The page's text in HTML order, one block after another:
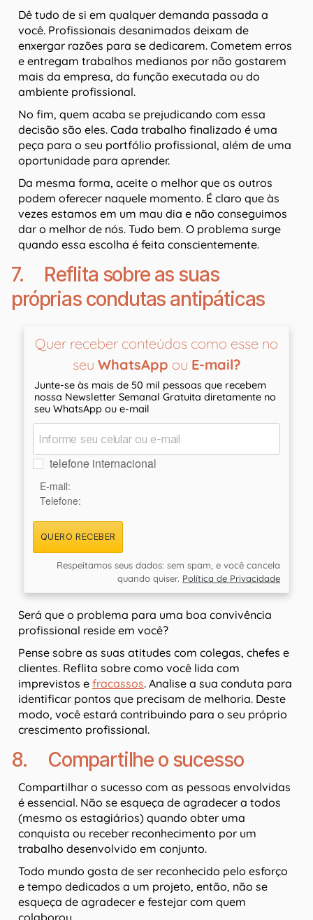
Dê tudo de si em qualquer demanda passada a
você. Profissionais desanimados deixam de
enxergar razões para se dedicarem. Cometem erros
e entregam trabalhos medianos por não gostarem
mais da empresa, da função executada ou do
ambiente profissional.
No fim, quem acaba se prejudicando com essa
decisão são eles. Cada trabalho finalizado é uma
peça para o seu portfólio profissional, além de uma
oportunidade para aprender.
Da mesma forma, aceite o melhor que os outros
podem oferecer naquele momento. É claro que às
vezes estamos em um mau dia e não conseguimos
dar o melhor de nós. Tudo bem. O problema surge
quando essa escolha é feita conscientemente.
7. Reflita sobre as suas
próprias condutas antipáticas
Quer receber conteúdos como esse no
seu WhatsApp ou E-mail?
Junte-se às mais de 50 mil pessoas que recebem
nossa Newsletter Semanal Gratuita diretamente no
seu WhatsApp ou e-mail
telefone internacional
E-mail:
Telefone:
QUERO RECEBER
Respeitamos seus dados: sem spam, e você cancela
quando quiser. Política de Privacidade
Será que o problema para uma boa convivência
profissional reside em você?
Pense sobre as suas atitudes com colegas, chefes e
clientes. Reflita sobre como você lida com
imprevistos e fracassos. Analise a sua conduta para
identificar pontos que precisam de melhoria. Deste
modo, você estará contribuindo para o seu próprio
crescimento profissional.
8. Compartilhe o sucesso
Compartilhar o sucesso com as pessoas envolvidas
é essencial. Não se esqueça de agradecer a todos
(mesmo os estagiários) quando obter uma
conquista ou receber reconhecimento por um
trabalho desenvolvido em conjunto.
Todo mundo gosta de ser reconhecido pelo esforço
e tempo dedicados a um projeto, então, não se
esqueça de agradecer e festejar com quem
colaborou.